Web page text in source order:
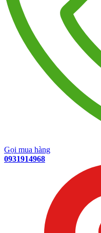
Gọi mua hàng
0931914968